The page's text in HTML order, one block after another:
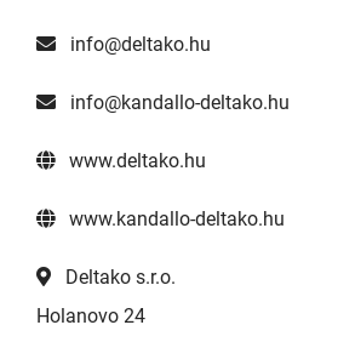
info@deltako.hu
info@kandallo-deltako.hu
www.deltako.hu
www.kandallo-deltako.hu
Deltako s.r.o.
Holanovo 24